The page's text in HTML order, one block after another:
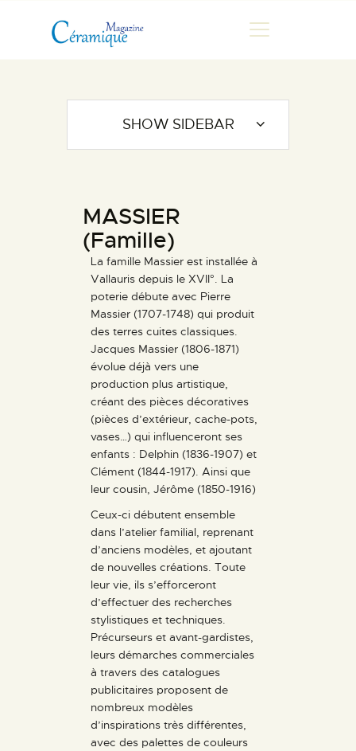
MAGAZINE
CHRONIQUES DE LUC
LES ARTISTES
GALERIES
MARCHANDES
DOCUMENTATION
CONTACT
ESPACE PRO
MASSIER
(Famille)
La famille Massier est installée à
Vallauris depuis le XVII°. La
poterie débute avec Pierre
Massier (1707-1748) qui produit
des terres cuites classiques.
Jacques Massier (1806-1871)
évolue déjà vers une
production plus artistique,
créant des pièces décoratives
(pièces d’extérieur, cache-pots,
vases…) qui influenceront ses
enfants : Delphin (1836-1907) et
Clément (1844-1917). Ainsi que
leur cousin, Jérôme (1850-1916)
Ceux-ci débutent ensemble
dans l’atelier familial, reprenant
d’anciens modèles, et ajoutant
de nouvelles créations. Toute
leur vie, ils s’efforceront
d’effectuer des recherches
stylistiques et techniques.
Précurseurs et avant-gardistes,
leurs démarches commerciales
à travers des catalogues
publicitaires proposent de
nombreux modèles
d’inspirations très différentes,
avec des palettes de couleurs
SHOW SIDEBAR